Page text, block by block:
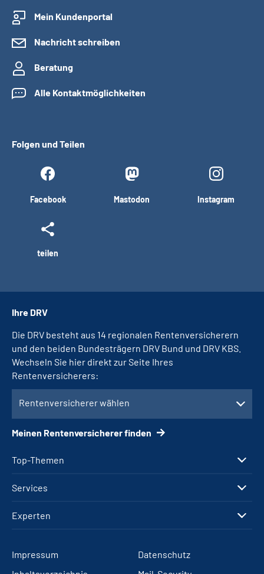
Mein Kundenportal
Nachricht schreiben
Beratung
Alle Kontaktmöglichkeiten
Folgen und Teilen
Facebook Mastodon Instagram
teilen
Top-Themen
Services
Experten
Ihre DRV
Die DRV besteht aus 14 regionalen Rentenversicherern
und den beiden Bundesträgern DRV Bund und DRV KBS.
Wechseln Sie hier direkt zur Seite Ihres
Rentenversicherers:
Rentenversicherer wählen
Meinen Rentenversicherer finden
Impressum
Datenschutz